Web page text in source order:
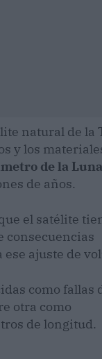
natural de la
y los
de la
de años.
el satélite
consecuencias
ajuste de
como fallas
otra como
de longitud.